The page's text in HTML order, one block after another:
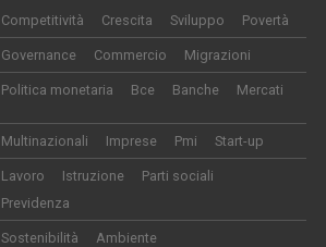
Competitività Crescita Sviluppo Povertà
Governance Commercio Migrazioni
Politica monetaria Bce Banche Mercati
Multinazionali Imprese Pmi Start-up
Lavoro Istruzione
Parti sociali
Previdenza
Sostenibilità Ambiente